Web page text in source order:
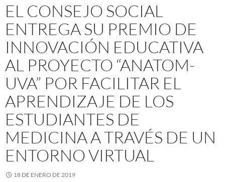
EL CONSEJO SOCIAL
ENTREGA SU PREMIO DE
INNOVACIÓN EDUCATIVA
AL PROYECTO “ANATOM-
UVA” POR FACILITAR EL
APRENDIZAJE DE LOS
ESTUDIANTES DE
MEDICINA A TRAVÉS DE UN
ENTORNO VIRTUAL
18 DE ENERO DE 2019